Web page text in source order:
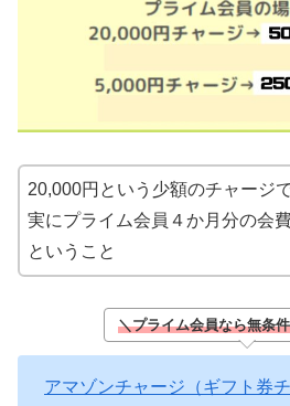
20,000円という少額のチャージ
実にプライム会員４か月分の会
ということ
＼プライム会員なら無条
アマゾンチャージ（ギフト券